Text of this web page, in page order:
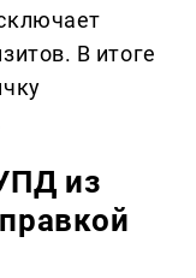
В итоге
из